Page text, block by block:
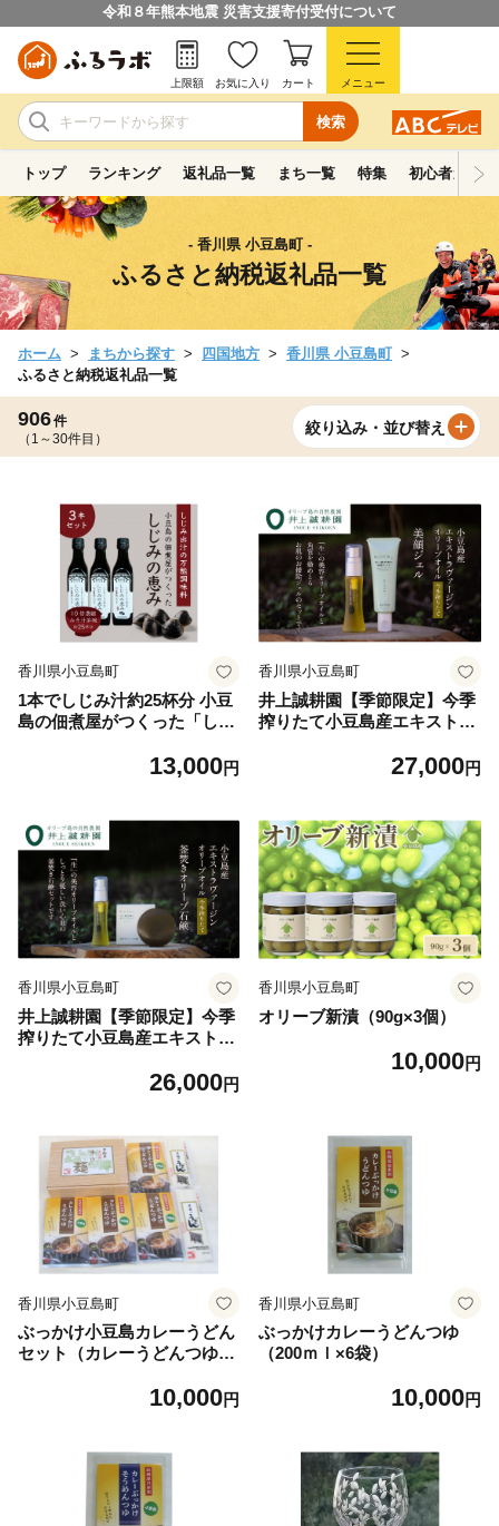
令和８年熊本地震 災害支援寄付受付について
検索
上限額 お気に入り カート メニュー
トップ ランキング 返礼品一覧 まち一覧 特集 初心者ガイド
- 香川県 小豆島町 -
ふるさと納税返礼品一覧
ホーム まちから探す 四国地方
香川県 小豆島町
ふるさと納税返礼品一覧
906件
（1～30件目）
絞り込み・並び替え
香川県小豆島町
1本でしじみ汁約25杯分 小豆
島の佃煮屋がつくった「しじ
13,000円
香川県小豆島町
井上誠耕園【季節限定】今季
搾りたて小豆島産エキストラ
0ml【化粧用】と美顔ジェル5
27,000円
香川県小豆島町
井上誠耕園【季節限定】今季
搾りたて小豆島産エキストラ
0ml【化粧用】と釜焚きオリ
26,000円
香川県小豆島町
オリーブ新漬（90g×3個）
10,000円
香川県小豆島町
ぶっかけ小豆島カレーうどん
セット（カレーうどんつゆ20
10,000円
香川県小豆島町
ぶっかけカレーうどんつゆ
（200ｍｌ×6袋）
10,000円